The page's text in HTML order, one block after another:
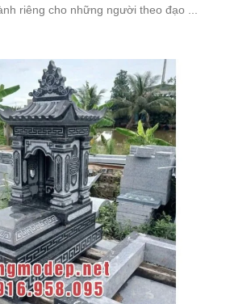
riêng cho những người theo đạo ...